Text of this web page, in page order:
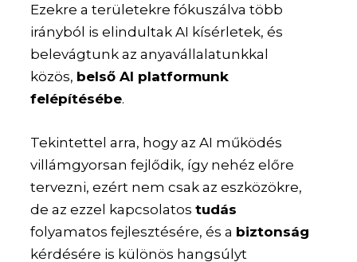
Ezekre a területekre fókuszálva több
irányból is elindultak AI kísérletek, és
belevágtunk az anyavállalatunkkal
közös, belső AI platformunk
felépítésébe.
Tekintettel arra, hogy az AI működés
villámgyorsan fejlődik, így nehéz előre
tervezni, ezért nem csak az eszközökre,
de az ezzel kapcsolatostudás
folyamatos fejlesztésére, és a biztonság
kérdésére is különös hangsúlyt